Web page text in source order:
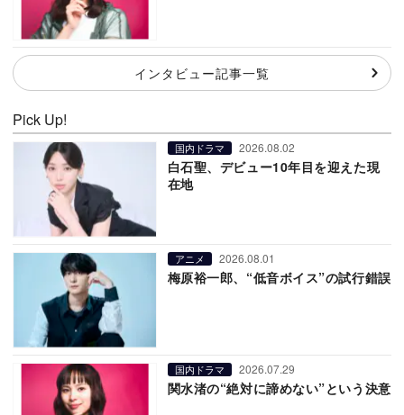
インタビュー記事一覧
Pick Up!
国内ドラマ 2026.08.02
白石聖、デビュー10年目を迎えた現
在地
アニメ 2026.08.01
梅原裕一郎、“低音ボイス”の試行錯誤
国内ドラマ 2026.07.29
関水渚の“絶対に諦めない”という決意